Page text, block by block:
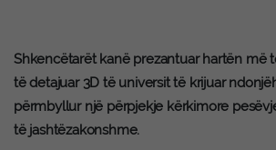
Shkencëtarët kanë prezantuar hartën më
të detajuar 3D të universit të krijuar
përmbyllur një përpjekje kërkimore
të jashtëzakonshme.